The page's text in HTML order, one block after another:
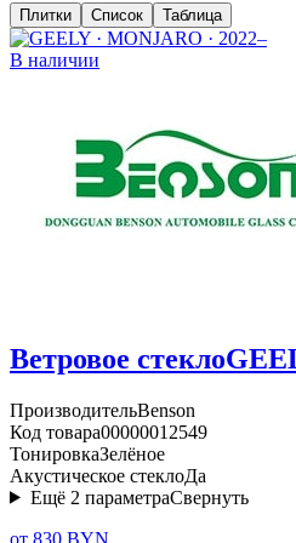
Плитки Список Таблица
В наличии
Ветровое стекло
ПроизводительBenson
Код товара00000012549
ТонировкаЗелёное
Акустическое стеклоДа
Ещё 2 параметраСвернуть
от 830 BYN